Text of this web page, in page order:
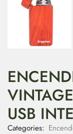
USB
Categories: